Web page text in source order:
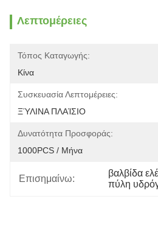
Λεπτομέρειες
Τόπος Καταγωγής:
Κίνα
Συσκευασία Λεπτομέρειες:
ΞΎΛΙΝΑ ΠΛΑΊΣΙΟ
Δυνατότητα Προσφοράς:
1000PCS / Μήνα
Επισημαίνω:
βαλβίδα
πύλη